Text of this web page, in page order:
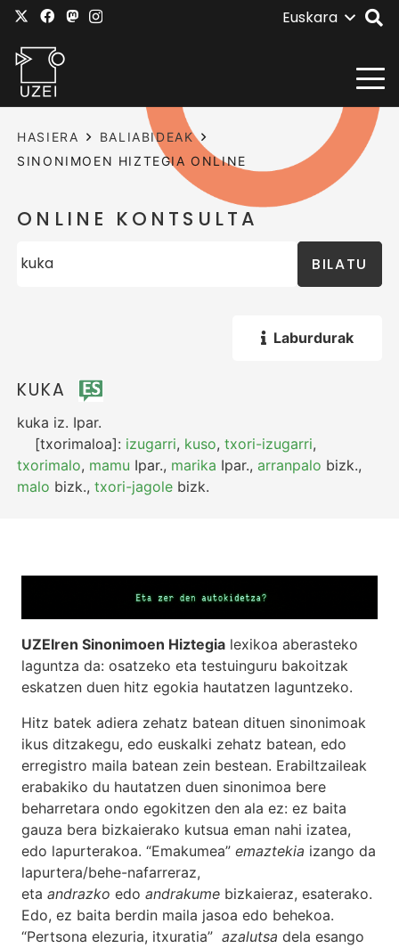
Euskara
HASIERA
BALIABIDEAK
SINONIMOEN HIZTEGIA ONLINE
ONLINE KONTSULTA
BILATU
Laburdurak
KUKA
kuka iz. Ipar.
[txorimaloa]: izugarri, kuso,txori-izugarri,
txorimalo, mamu Ipar., marika Ipar.,arranpalo bizk.,
malo bizk.,txori-jagole bizk.
UZEIren Sinonimoen Hiztegia lexikoa aberasteko
laguntza da: osatzeko eta testuinguru bakoitzak
eskatzen duen hitz egokia hautatzen laguntzeko.
Hitz batek adiera zehatz batean dituen sinonimoak
ikus ditzakegu, edo euskalki zehatz batean, edo
erregistro maila batean zein bestean. Erabiltzaileak
erabakiko du hautatzen duen sinonimoa bere
beharretara ondo egokitzen den ala ez: ez baita
gauza bera bizkaierako kutsua eman nahi izatea,
edo lapurterakoa. “Emakumea” emaztekia izango da
lapurtera/behe-nafarreraz,
eta andrazko edo andrakume bizkaieraz, esaterako.
Edo, ez baita berdin maila jasoa edo behekoa.
“Pertsona elezuria, itxuratia” azalutsa dela esango